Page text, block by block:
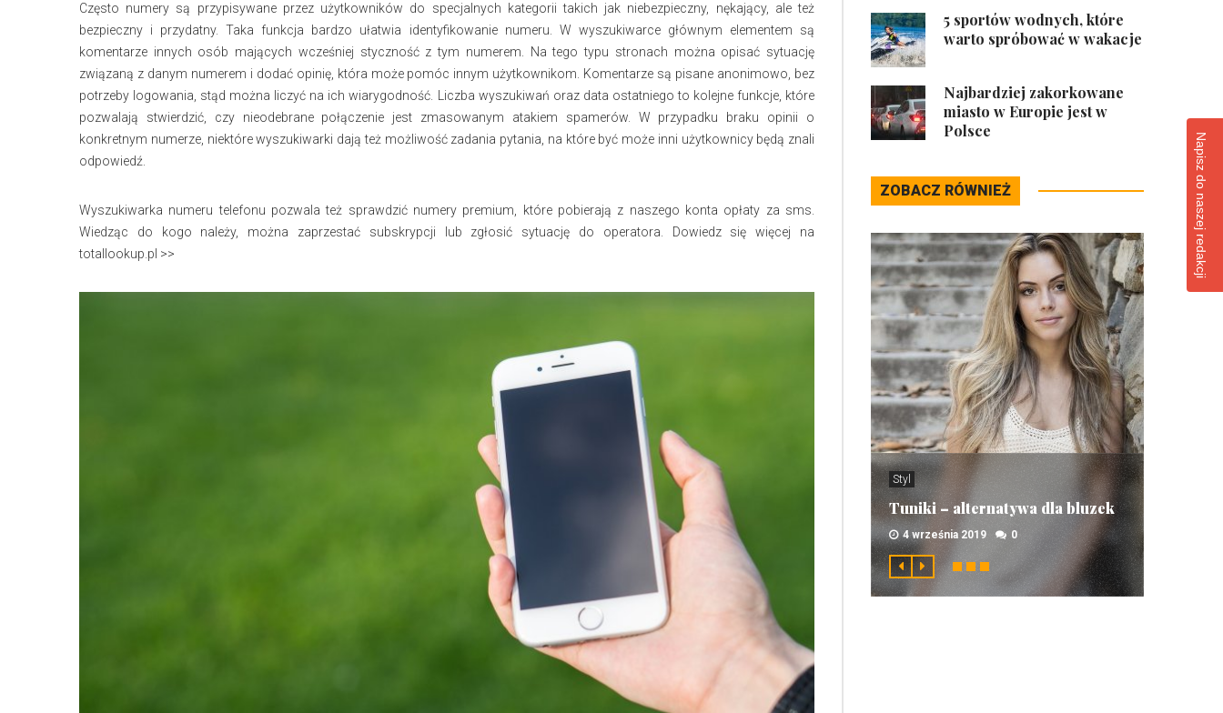
Często numery są przypisywane przez użytkowników do specjalnych kategorii takich jak niebezpieczny, nękający, ale też
bezpieczny i przydatny. Taka funkcja bardzo ułatwia identyfikowanie numeru. W wyszukiwarce głównym elementem są
komentarze innych osób mających wcześniej styczność z tym numerem. Na tego typu stronach można opisać sytuację
związaną z danym numerem i dodać opinię, która może pomóc innym użytkownikom. Komentarze są pisane anonimowo, bez
potrzeby logowania, stąd można liczyć na ich wiarygodność. Liczba wyszukiwań oraz data ostatniego to kolejne funkcje, które
pozwalają stwierdzić, czy nieodebrane połączenie jest zmasowanym atakiem spamerów. W przypadku braku opinii o
konkretnym numerze, niektóre wyszukiwarki dają też możliwość zadania pytania, na które być może inni użytkownicy będą znali
odpowiedź.
Wyszukiwarka numeru telefonu pozwala też sprawdzić numery premium, które pobierają z naszego konta opłaty za sms.
Wiedząc do kogo należy, można zaprzestać subskrypcji lub zgłosić sytuację do operatora. Dowiedz się więcej na
totallookup.pl >>
5 sportów wodnych, które
warto spróbować w wakacje
Najbardziej zakorkowane
miasto w Europie jest w
Polsce
ZOBACZ RÓWNIEŻ
Styl
Tuniki – alternatywa dla bluzek
4 września 2019 0
Napisz do naszej redakcji